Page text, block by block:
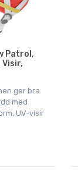
Patrol,
Visir,
ger bra
med
UV-visir